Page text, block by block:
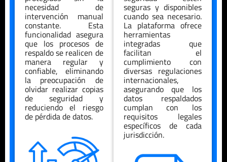
necesidad de
intervención manual
constante. Esta
funcionalidad asegura
que los procesos de
respaldo se realicen de
manera regular y
confiable, eliminando
la preocupación de
olvidar realizar copias
de seguridad y
reduciendo el riesgo
de pérdida de datos.
seguras y disponibles
cuando sea necesario.
La plataforma ofrece
herramientas
integradas que
facilitan el
cumplimiento con
diversas regulaciones
internacionales,
asegurando que los
datos respaldados
cumplan con los
requisitos legales
específicos de cada
jurisdicción.